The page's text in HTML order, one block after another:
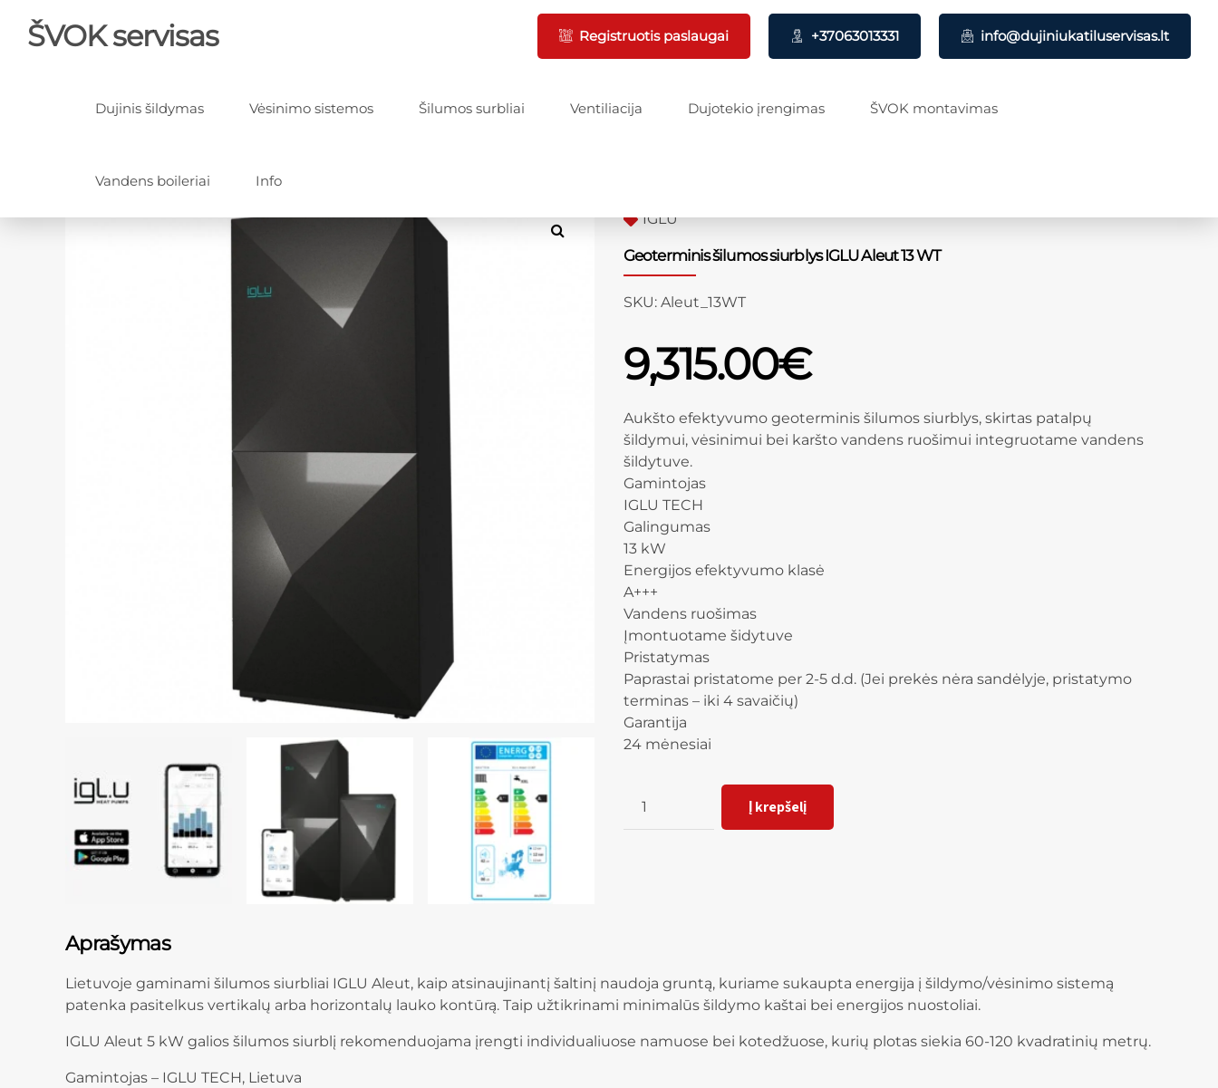
ŠVOK servisas Registruotis paslaugai +37063013331 info@dujiniukatiluservisas.lt
Dujinis šildymas Vėsinimo sistemos Šilumos surbliai Ventiliacija Dujotekio įrengimas ŠVOK montavimas
Vandens boileriai Info
IGLU
Geoterminis šilumos siurblys IGLU Aleut 13 WT
SKU: Aleut_13WT
9,315.00€
Aukšto efektyvumo geoterminis šilumos siurblys, skirtas patalpų
šildymui, vėsinimui bei karšto vandens ruošimui integruotame vandens
šildytuve.
Gamintojas
IGLU TECH
Galingumas
13 kW
Energijos efektyvumo klasė
A+++
Vandens ruošimas
Įmontuotame šidytuve
Pristatymas
Paprastai pristatome per 2-5 d.d. (Jei prekės nėra sandėlyje, pristatymo
terminas – iki 4 savaičių)
Garantija
24 mėnesiai
Į krepšelį
Aprašymas
Lietuvoje gaminami šilumos siurbliai IGLU Aleut, kaip atsinaujinantį šaltinį naudoja gruntą, kuriame sukaupta energija į šildymo/vėsinimo sistemą
patenka pasitelkus vertikalų arba horizontalų lauko kontūrą. Taip užtikrinami minimalūs šildymo kaštai bei energijos nuostoliai.
IGLU Aleut 5 kW galios šilumos siurblį rekomenduojama įrengti individualiuose namuose bei kotedžuose, kurių plotas siekia 60-120 kvadratinių metrų.
Gamintojas – IGLU TECH, Lietuva